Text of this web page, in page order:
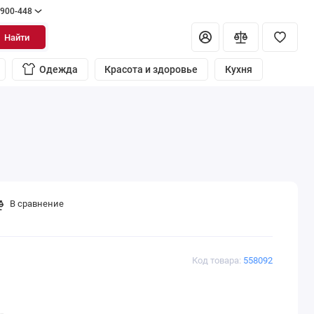
448
Найти
Одежда Красота и здоровье Кухня
Код товара: 558092
В сравнение